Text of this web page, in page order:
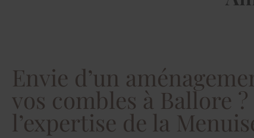
Envie d’un
vos combles à Ballore
l’expertise de la